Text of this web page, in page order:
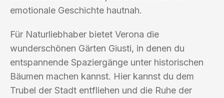
emotionale Geschichte hautnah.
Für Naturliebhaber bietet Verona die
wunderschönen Gärten Giusti, in denen du
entspannende Spaziergänge unter historischen
Bäumen machen kannst. Hier kannst du dem
Trubel der Stadt entfliehen und die Ruhe der